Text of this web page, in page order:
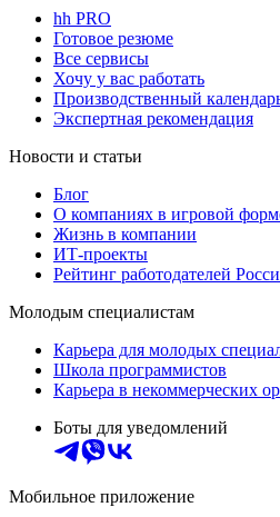
hh PRO
Готовое резюме
Все сервисы
Хочу у вас работать
Производственный
Экспертная рекомендация
Новости и статьи
Блог
О компаниях в игровой
Жизнь в компании
ИТ-проекты
Рейтинг работодателей
Молодым специалистам
Карьера для молодых
Школа программистов
Карьера в некоммерческих
Боты для уведомлений
Мобильное приложение